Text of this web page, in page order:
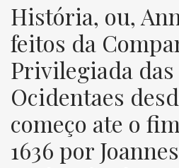
História, ou,
feitos da
Privilegiada
Ocidentaes
começo ate o
1636 por